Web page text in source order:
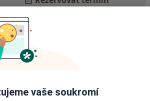
nejsou k dispozici
vaše soukromí